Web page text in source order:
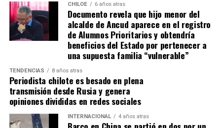
CHILOE 6 años atras
Documento revela que hijo menor del
alcalde de Ancud aparece en el registro
de Alumnos Prioritarios y obtendría
beneficios del Estado por pertenecer a
una supuesta familia “vulnerable”
TENDENCIAS 8 años atras
Periodista chilote es besado en plena
transmisión desde Rusia y genera
opiniones divididas en redes sociales
INTERNACIONAL 4 años atras